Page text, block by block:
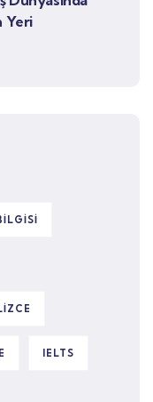
Yeri
IELTS